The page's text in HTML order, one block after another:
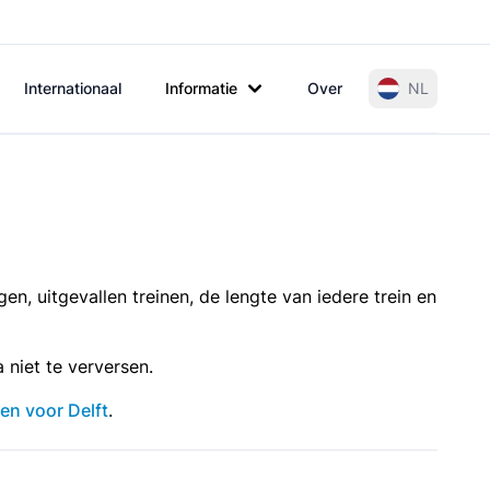
Internationaal Informatie Over NL
uitgevallen treinen, de lengte van iedere trein en
niet te verversen.
voor Delft.